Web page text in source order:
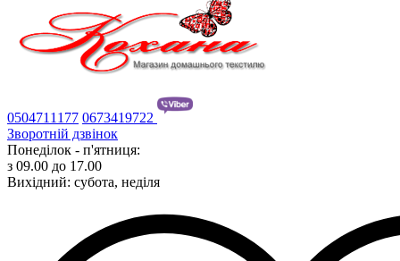
0504711177 0673419722
Зворотній дзвінок
Понеділок - п'ятниця:
з 09.00 до 17.00
Вихідний: субота, неділя